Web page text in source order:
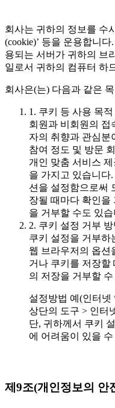
회사는 귀하의 정보를 수
(cookie)’ 등을 운용합니
용되는 서버가 귀하의 브
일로서 귀하의 컴퓨터 하
회사은(는) 다음과 같은
1. 쿠키 등 사용 목적
회원과 비회원의 접
자의 취향과 관심분
참여 정도 및 방문
개인 맞춤 서비스
을 가지고 있습니다
션을 설정함으로써
장될 때마다 확인을
을 거부할 수도 있습
2. 쿠키 설정 거부 방
쿠키 설정을 거부하
웹 브라우저의 옵션
거나 쿠키를 저장할
의 저장을 거부할
설정방법 예(인터넷
상단의 도구 > 인터
단, 귀하께서 쿠키
에 어려움이 있을
제9조(개인정보의 안